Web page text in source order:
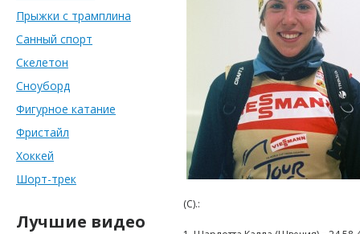
Прыжки с трамплина
Санный спорт
Скелетон
Сноуборд
Фигурное катание
Фристайл
Хоккей
Шорт-трек
Лучшие видео
(С).: